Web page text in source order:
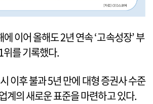
이어 올해도 2년 연속 ‘고속성장’ 부
위를 기록했다.
이후 불과 5년 만에 대형 증권사 수준
계의 새로운 표준을 마련하고 있다.